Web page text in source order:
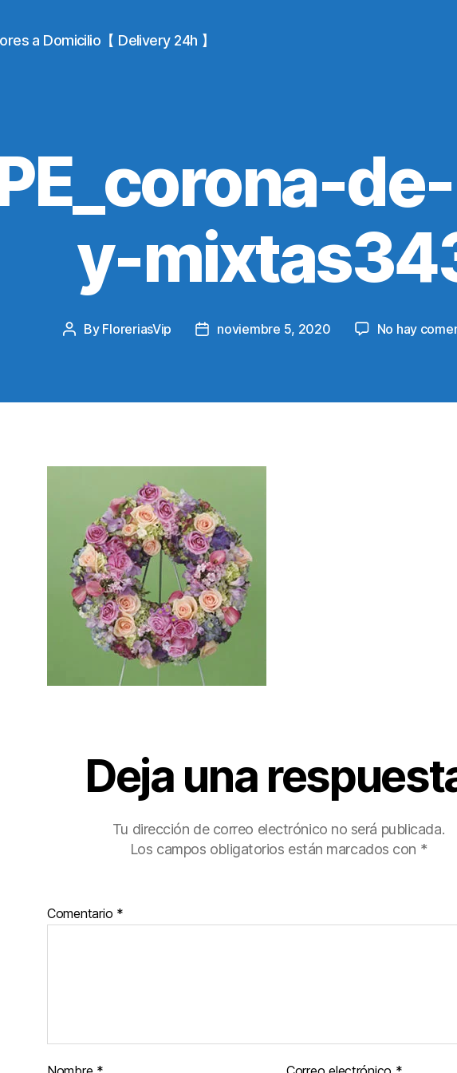
a Domicilio【 Delivery 24h 】
y-
Post
By FloreriasVip
Postnoviembre 5, 2020 No hay
Deja una
Tu dirección de correo electrónico no será publicada.
Los campos obligatorios están marcados con *
Comentario *